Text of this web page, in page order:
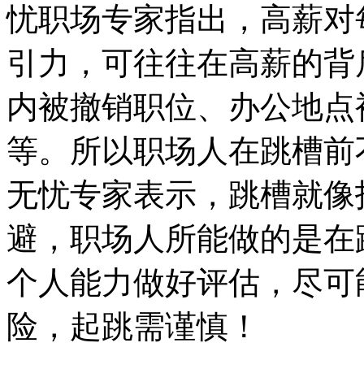
忧职场专家指出，高薪
引力，可往往在高薪的
内被撤销职位、办公地
等。所以职场人在跳槽
无忧专家表示，跳槽就
避，职场人所能做的是
个人能力做好评估，尽
险，起跳需谨慎！